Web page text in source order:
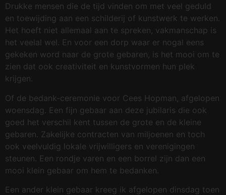
Drukke mensen die de tijd vinden om met veel geduld
en toewijding aan een schilderij of kunstwerk te werken.
Het hoeft niet allemaal aan te spreken, vakmanschap is
het veelal wel. En voor een dorp waar er nogal eens
gekeken word naar de grote gebaren, is het mooi om te
zien dat ook creativiteit en kunstvormen hun plek
krijgen.
Of de bedank-ceremonie voor Cees Hopman, afgelopen
woensdag. Een fijn gebaar aan deze jubilaris die ook
goed het verschil kent tussen de grote en de kleine
gebaren. Zakelijke contracten van miljoenen en toch
ook veelvuldig lokale vrijwilligers en verenigingen
steunen. Een rondje varen en een borrel zijn dan een
mooi klein gebaar om hem te bedanken.
Een ander klein gebaar kreeg ik afgelopen dinsdag toen